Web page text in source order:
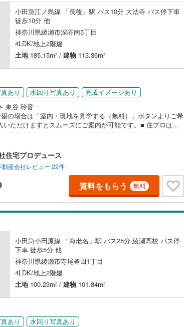
小田急江ノ島線 「長後」駅 バス10分 大法寺 バス停下車
徒歩10分 他
神奈川県綾瀬市深谷南5丁目
4LDK/地上2階建
土地185.15m2 / 建物 113.36m2
あり 水回り写真あり
完成イメージあり
東谷 玲音
の場合は「室内・現地を見学する（無料）」ボタンよりご希
いただけますとスムーズにご案内が可能です。■ 住プロは大
会社です！最新物件情報や当社限定で販売する物件情報も
気軽にお問合せ下さい！ -------------- 弊社独自の住宅ロ
弊社ではファイナンシャル専門スタッフによる【丁寧な資金
イナンシャルプラン提案書の作成】を随時行っておりま
いお客様が多い【定年時の住宅ローン残高】【住宅購入者だ
料の生命保険】【13年間もらえる、国からの特別ボーナス】
【教育費】住宅を買った後から始まる【住宅ローン返済】65
なる【老後の費用負担】住宅探しの【このタイミング】で不
していきませんか？？ --------------
住宅プロデュース
動産会社レビュー 22件
資料をもらう 無料
小田急小田原線 「海老名」駅 バス25分 綾瀬高校 バス停
下車 徒歩5分 他
神奈川県綾瀬市寺尾釜田1丁目
4LDK/地上2階建
土地100.23m2 / 建物 101.84m2
あり
水回り写真あり
この条件で検索する
小田原市(35)
三浦市
大和市( 131
座間市(219)
三浦郡葉山町(3)
) 足柄上郡松田町(6
1)
この条件で検索する
らい線
この条件で検索する
（53）
大規模（総区画数50戸以上）
（46） 海まで2km以内（0）
バリアフリー住宅 （ 61）
戸）
）
1）